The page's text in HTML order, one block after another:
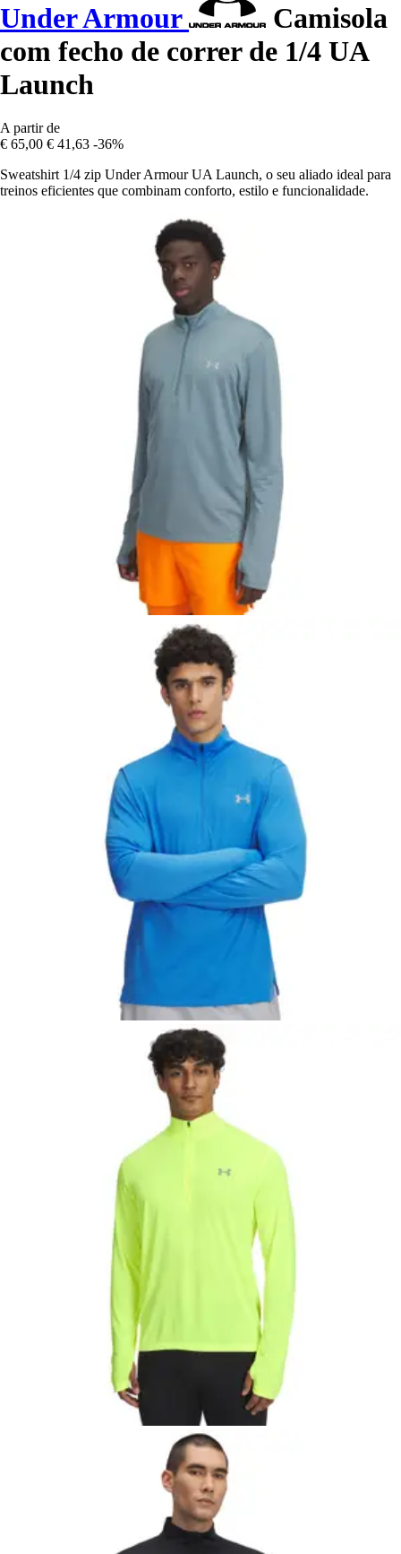
Under Armour
Camisola
com fecho de correr de 1/4 UA
Launch
A partir de
€ 65,00 € 41,63 -36%
Sweatshirt 1/4 zip Under Armour UA Launch, o seu aliado ideal para
treinos eficientes que combinam conforto, estilo e funcionalidade.